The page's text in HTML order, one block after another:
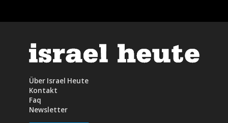
Über Israel Heute
Kontakt
Faq
Newsletter